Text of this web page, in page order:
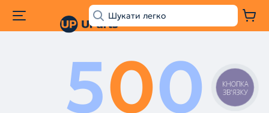
500
КНОПКА
ЗВ'ЯЗКУ